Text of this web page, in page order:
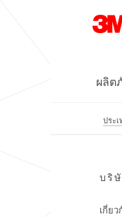
ผลิ
ประ
บริ
เกี่ยว